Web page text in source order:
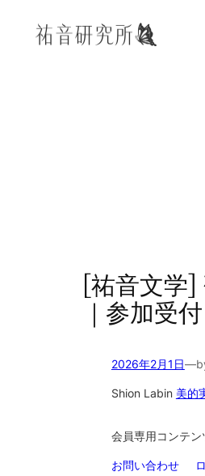
[祐音文学]
｜参加受付
2026年2月1日—
Shion Labin 美的
会員専用コンテン
お問い合わせ